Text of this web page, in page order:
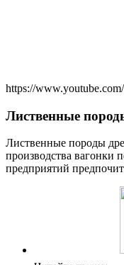
https://
Лиственные
Лиственные породы
производства
предприятий